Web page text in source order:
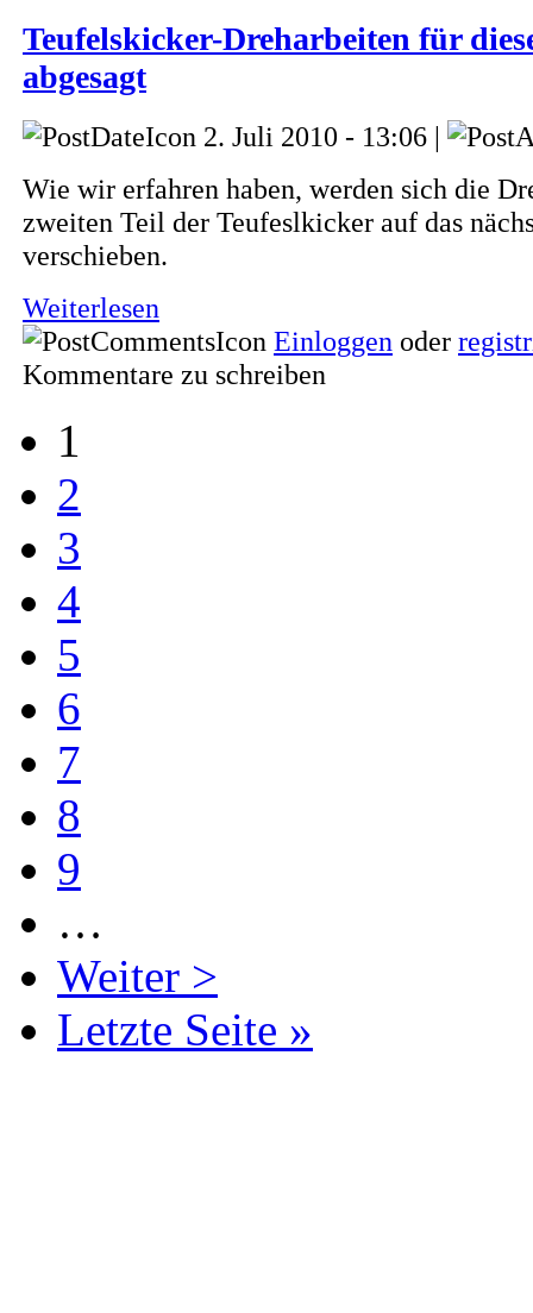
Teufelskicker-Dreharbeiten für
abgesagt
2. Juli 2010 - 13:06 |
Wie wir erfahren haben, werden sich die
zweiten Teil der Teufeslkicker auf das
verschieben.
Weiterlesen
Einloggen oder
Kommentare zu schreiben
1
2
3
4
5
6
7
8
9
…
Weiter >
Letzte Seite »